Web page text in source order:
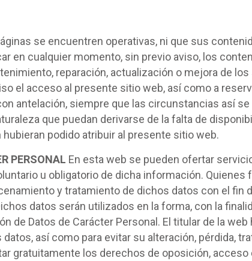
se encuentren operativas, ni que sus
en cualquier momento, sin previo aviso, los
reparación, actualización o mejora de
el acceso al presente sitio web, así como a
antelación, siempre que las circunstancias así
que puedan derivarse de la falta de
podido atribuir al presente sitio web.
PERSONAL En esta web se pueden ofertar
u obligatorio de dicha información.
y tratamiento de dichos datos con el
datos serán utilizados en la forma, con la
de Datos de Carácter Personal. El titular de la
así como para evitar su alteración, pérdida,
gratuitamente los derechos de oposición,